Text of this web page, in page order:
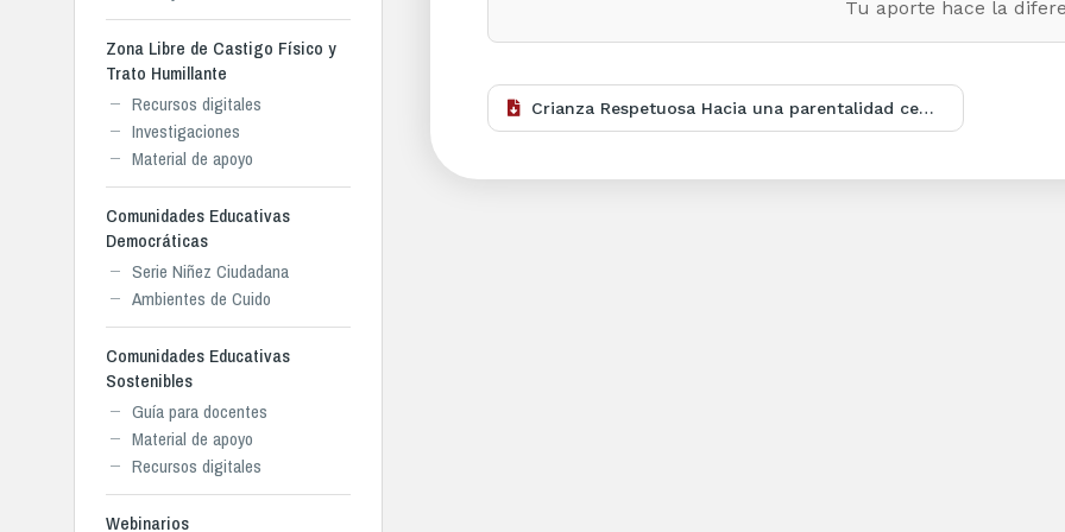
Zona Libre de Castigo Físico y
Trato Humillante
Recursos digitales
Investigaciones
Material de apoyo
Comunidades Educativas
Democráticas
Serie Niñez Ciudadana
Ambientes de Cuido
Comunidades Educativas
Sostenibles
Guía para docentes
Material de apoyo
Recursos digitales
Webinarios
Tu aporte hace la
Crianza Respetuosa Hacia una parentalidad centrada en las ninas y los ninos